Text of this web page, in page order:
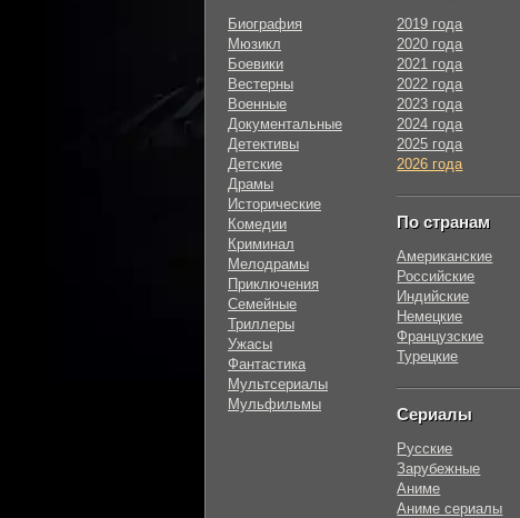
Биография
Мюзикл
Боевики
Вестерны
Военные
Документальные
Детективы
Детские
Драмы
Исторические
Комедии
Криминал
Мелодрамы
Приключения
Семейные
Триллеры
Ужасы
Фантастика
Мультсериалы
Мульфильмы
2019 года
2020 года
2021 года
2022 года
2023 года
2024 года
2025 года
2026 года
По странам
Американские
Российские
Индийские
Немецкие
Французские
Турецкие
Сериалы
Русские
Зарубежные
Аниме
Аниме сериалы